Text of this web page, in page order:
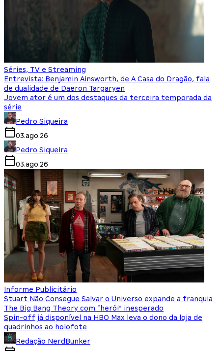
Séries, TV e Streaming
Entrevista: Benjamin Ainsworth, de A Casa do Dragão, fala
de dualidade de Daeron Targaryen
Jovem ator é um dos destaques da terceira temporada da
série
Pedro Siqueira
03.ago.26
Pedro Siqueira
03.ago.26
Informe Publicitário
Stuart Não Consegue Salvar o Universo expande a franquia
The Big Bang Theory com “herói” inesperado
Spin-off já disponível na HBO Max leva o dono da loja de
quadrinhos ao holofote
Redação NerdBunker